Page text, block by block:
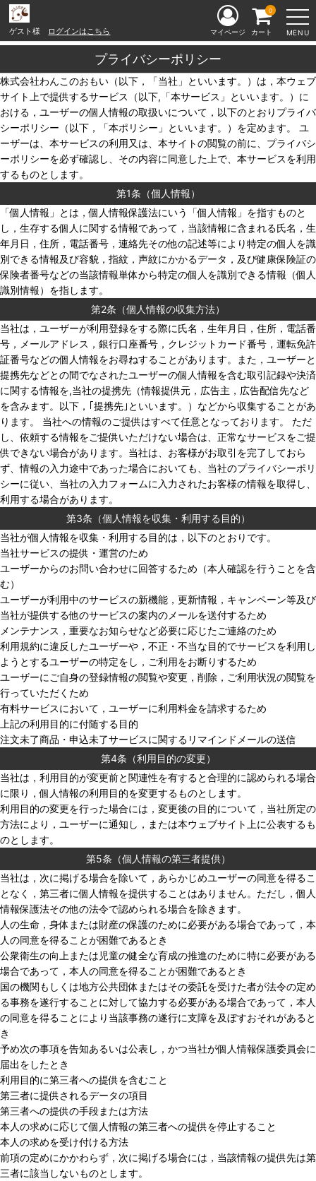
ゲスト様 ログインはこちら MENU
マイページ カート
0
プライバシーポリシー
株式会社わんこのおもい（以下，「当社」といいます。）は，本ウェブ
サイト上で提供するサービス（以下,「本サービス」といいます。）に
おける，ユーザーの個人情報の取扱いについて，以下のとおりプライバ
シーポリシー（以下，「本ポリシー」といいます。）を定めます。 ユ
ーザーは、本サービスの利用又は、本サイトの閲覧の前に、プライバシ
ーポリシーを必ず確認し、その内容に同意した上で、本サービスを利用
するものとします。
第1条（個人情報）
「個人情報」とは，個人情報保護法にいう「個人情報」を指すものと
し，生存する個人に関する情報であって，当該情報に含まれる氏名，生
年月日，住所，電話番号，連絡先その他の記述等により特定の個人を識
別できる情報及び容貌，指紋，声紋にかかるデータ，及び健康保険証の
保険者番号などの当該情報単体から特定の個人を識別できる情報（個人
識別情報）を指します。
第2条（個人情報の収集方法）
当社は，ユーザーが利用登録をする際に氏名，生年月日，住所，電話番
号，メールアドレス，銀行口座番号，クレジットカード番号，運転免許
証番号などの個人情報をお尋ねすることがあります。また，ユーザーと
提携先などとの間でなされたユーザーの個人情報を含む取引記録や決済
に関する情報を,当社の提携先（情報提供元，広告主，広告配信先など
を含みます。以下，｢提携先｣といいます。）などから収集することがあ
ります。 当社への情報のご提供はすべて任意となっております。 ただ
し、依頼する情報をご提供いただけない場合は、正常なサービスをご提
供できない場合があります。当社は、お客様がお取引を完了しておら
ず、情報の入力途中であった場合においても、当社のプライバシーポリ
シーに従い、当社の入力フォームに入力されたお客様の情報を取得し、
利用する場合があります。
第3条（個人情報を収集・利用する目的）
当社が個人情報を収集・利用する目的は，以下のとおりです。
当社サービスの提供・運営のため
ユーザーからのお問い合わせに回答するため（本人確認を行うことを含
む）
ユーザーが利用中のサービスの新機能，更新情報，キャンペーン等及び
当社が提供する他のサービスの案内のメールを送付するため
メンテナンス，重要なお知らせなど必要に応じたご連絡のため
利用規約に違反したユーザーや，不正・不当な目的でサービスを利用し
ようとするユーザーの特定をし，ご利用をお断りするため
ユーザーにご自身の登録情報の閲覧や変更，削除，ご利用状況の閲覧を
行っていただくため
有料サービスにおいて，ユーザーに利用料金を請求するため
上記の利用目的に付随する目的
注文未了商品・申込未了サービスに関するリマインドメールの送信
第4条（利用目的の変更）
当社は，利用目的が変更前と関連性を有すると合理的に認められる場合
に限り，個人情報の利用目的を変更するものとします。
利用目的の変更を行った場合には，変更後の目的について，当社所定の
方法により，ユーザーに通知し，または本ウェブサイト上に公表するも
のとします。
第5条（個人情報の第三者提供）
当社は，次に掲げる場合を除いて，あらかじめユーザーの同意を得るこ
となく，第三者に個人情報を提供することはありません。ただし，個人
情報保護法その他の法令で認められる場合を除きます。
人の生命，身体または財産の保護のために必要がある場合であって，本
人の同意を得ることが困難であるとき
公衆衛生の向上または児童の健全な育成の推進のために特に必要がある
場合であって，本人の同意を得ることが困難であるとき
国の機関もしくは地方公共団体またはその委託を受けた者が法令の定め
る事務を遂行することに対して協力する必要がある場合であって，本人
の同意を得ることにより当該事務の遂行に支障を及ぼすおそれがあると
き
予め次の事項を告知あるいは公表し，かつ当社が個人情報保護委員会に
届出をしたとき
利用目的に第三者への提供を含むこと
第三者に提供されるデータの項目
第三者への提供の手段または方法
本人の求めに応じて個人情報の第三者への提供を停止すること
本人の求めを受け付ける方法
前項の定めにかかわらず，次に掲げる場合には，当該情報の提供先は第
三者に該当しないものとします。